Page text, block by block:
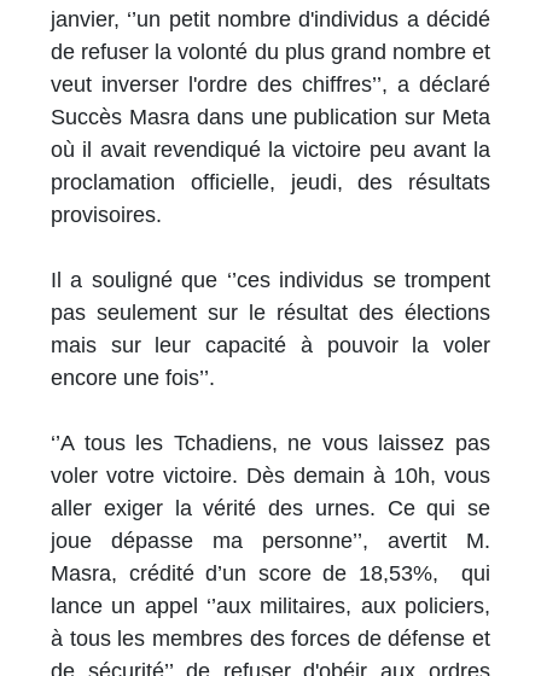
janvier, ‘’un petit nombre d'individus a décidé
de refuser la volonté du plus grand nombre et
veut inverser l'ordre des chiffres’’, a déclaré
Succès Masra dans une publication sur Meta
où il avait revendiqué la victoire peu avant la
proclamation officielle, jeudi, des résultats
provisoires.
Il a souligné que ‘’ces individus se trompent
pas seulement sur le résultat des élections
mais sur leur capacité à pouvoir la voler
encore une fois’’.
‘’A tous les Tchadiens, ne vous laissez pas
voler votre victoire. Dès demain à 10h, vous
aller exiger la vérité des urnes. Ce qui se
joue dépasse ma personne’’, avertit M.
Masra, crédité d’un score de 18,53%, qui
lance un appel ‘’aux militaires, aux policiers,
à tous les membres des forces de défense et
de sécurité’’ de refuser d'obéir aux ordres